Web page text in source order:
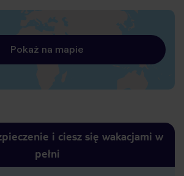
Pokaż na mapie
i ciesz się wakacjami w
pełni